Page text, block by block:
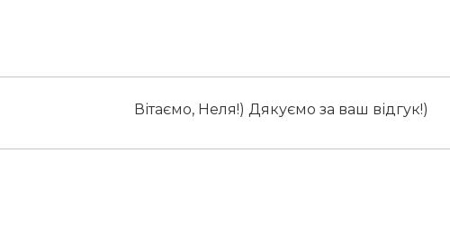
Вітаємо, Неля!) Дякуємо за ваш відгук!)